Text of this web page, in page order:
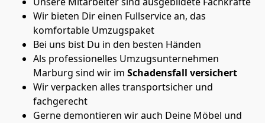
Wir bieten Dir einen Fullservice an, das
komfortable Umzugspaket
Bei uns bist Du in den besten Händen
Als professionelles Umzugsunternehmen
Marburg sind wir im Schadensfall versichert
Wir verpacken alles transportsicher und
fachgerecht
Gerne demontieren wir auch Deine Möbel und